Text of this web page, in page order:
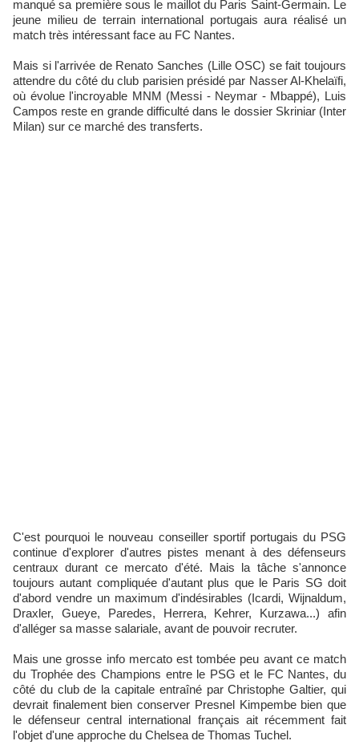
manqué sa première sous le maillot du Paris Saint-Germain. Le
jeune milieu de terrain international portugais aura réalisé un
match très intéressant face au FC Nantes.
Mais si l'arrivée de Renato Sanches (Lille OSC) se fait toujours
attendre du côté du club parisien présidé par Nasser Al-Khelaïfi,
où évolue l'incroyable MNM (Messi - Neymar - Mbappé), Luis
Campos reste en grande difficulté dans le dossier Skriniar (Inter
Milan) sur ce marché des transferts.
C'est pourquoi le nouveau conseiller sportif portugais du PSG
continue d'explorer d'autres pistes menant à des défenseurs
centraux durant ce mercato d'été. Mais la tâche s'annonce
toujours autant compliquée d'autant plus que le Paris SG doit
d'abord vendre un maximum d'indésirables (Icardi, Wijnaldum,
Draxler, Gueye, Paredes, Herrera, Kehrer, Kurzawa...) afin
d'alléger sa masse salariale, avant de pouvoir recruter.
Mais une grosse info mercato est tombée peu avant ce match
du Trophée des Champions entre le PSG et le FC Nantes, du
côté du club de la capitale entraîné par Christophe Galtier, qui
devrait finalement bien conserver Presnel Kimpembe bien que
le défenseur central international français ait récemment fait
l'objet d'une approche du Chelsea de Thomas Tuchel.